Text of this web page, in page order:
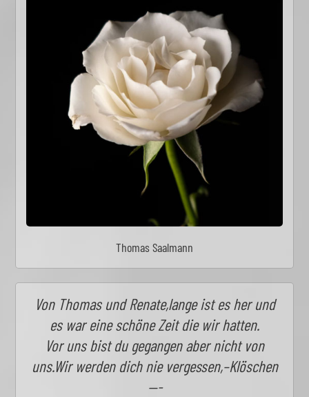
Thomas Saalmann
Von Thomas und Renate,lange ist es her und
es war eine schöne Zeit die wir hatten.
Vor uns bist du gegangen aber nicht von
uns.Wir werden dich nie vergessen,–Klöschen
—-